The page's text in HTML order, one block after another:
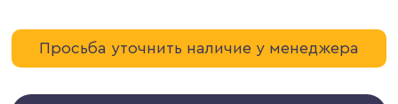
Просьба уточнить наличие у менеджера